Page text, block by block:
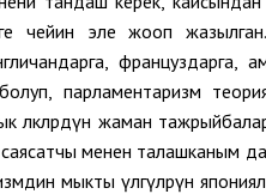
чейин эле жооп жазылган.
парламентаризм
өлкөлөрдүн жаман
менен талашканым
мыкты үлгүлөрүн